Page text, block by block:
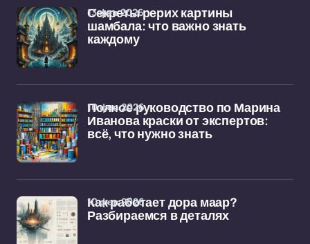
Секреты рерих картины
шамбала: что важно знать
каждому
13 фев 2026
Полное руководство по Марина
Иванова краски от экспертов:
всё, что нужно знать
10 фев 2026
Как работает дора маар?
Разбираемся в деталях
10 фев 2026